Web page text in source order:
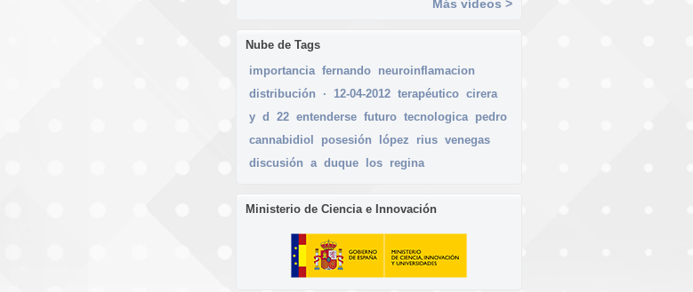
Más vídeos >
Nube de Tags
importancia fernando neuroinflamacion
distribución
· 12-04-2012 terapéutico cirera
y d 22 entenderse futuro tecnologica pedro
cannabidiol
posesión lópez rius venegas
discusión a duque los regina
Ministerio de Ciencia e Innovación